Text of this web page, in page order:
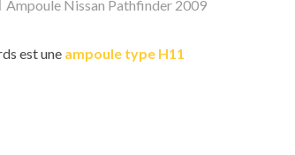
Ampoule Nissan Pathfinder 2009
est une ampoule type H11